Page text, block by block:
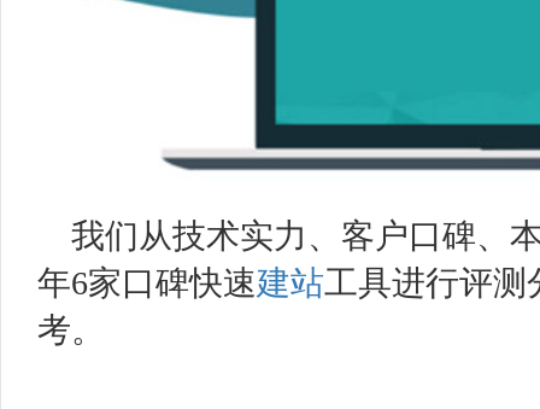
我们从技术实力、客户口碑、
年6家口碑快速建站工具进行评测
考。